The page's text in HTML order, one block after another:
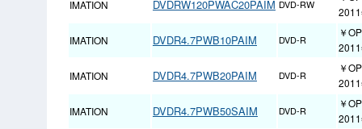
IMATION DVDRW120PWAC20PAIM DVD-RW
IMATION DVDR4.7PWB10PAIM DVD-R
￥
IMATION DVDR4.7PWB20PAIM DVD-R
￥
IMATION DVDR4.7PWB50SAIM DVD-R
￥